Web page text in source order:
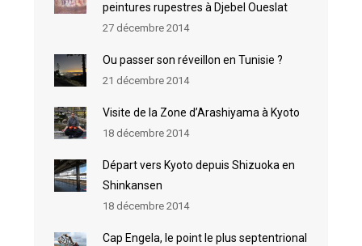
peintures rupestres à Djebel Oueslat
27 décembre 2014
Ou passer son réveillon en Tunisie ?
21 décembre 2014
Visite de la Zone d’Arashiyama à Kyoto
18 décembre 2014
Départ vers Kyoto depuis Shizuoka en
Shinkansen
18 décembre 2014
Cap Engela, le point le plus septentrional